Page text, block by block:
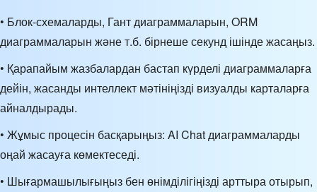
• Блок-схемаларды, Гант диаграммаларын, ORM
диаграммаларын және т.б. бірнеше секунд ішінде жасаңыз.
• Қарапайым жазбалардан бастап күрделі диаграммаларға
дейін, жасанды интеллект мәтініңізді визуалды карталарға
айналдырады.
• Жұмыс процесін басқарыңыз: AI Chat диаграммаларды
оңай жасауға көмектеседі.
• Шығармашылығыңыз бен өнімділігіңізді арттыра отырып,